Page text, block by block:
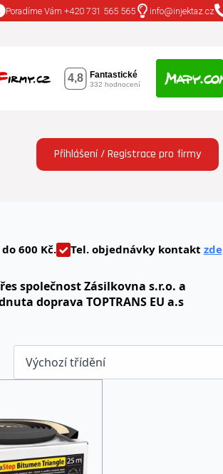
Poradíme Vám +420 731 565 565 info@injektaz.cz
Přihlášení / Registrace pro firmy
600 Kč. Tel. objednávky kontakt zde
společnost Zásilkovna s.r.o. a
doprava TOPTRANS EU a.s